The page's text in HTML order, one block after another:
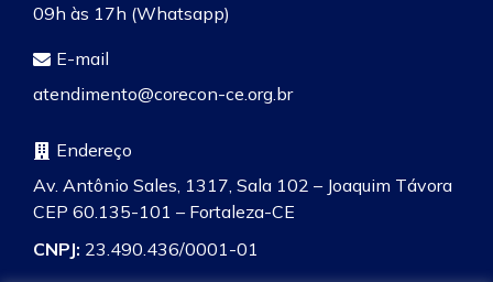
09h às 17h (Whatsapp)
E-mail
atendimento@corecon-ce.org.br
Endereço
Av. Antônio Sales, 1317, Sala 102 – Joaquim Távora
CEP 60.135-101 – Fortaleza-CE
CNPJ: 23.490.436/0001-01